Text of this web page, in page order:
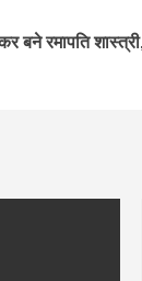
बने रमापति